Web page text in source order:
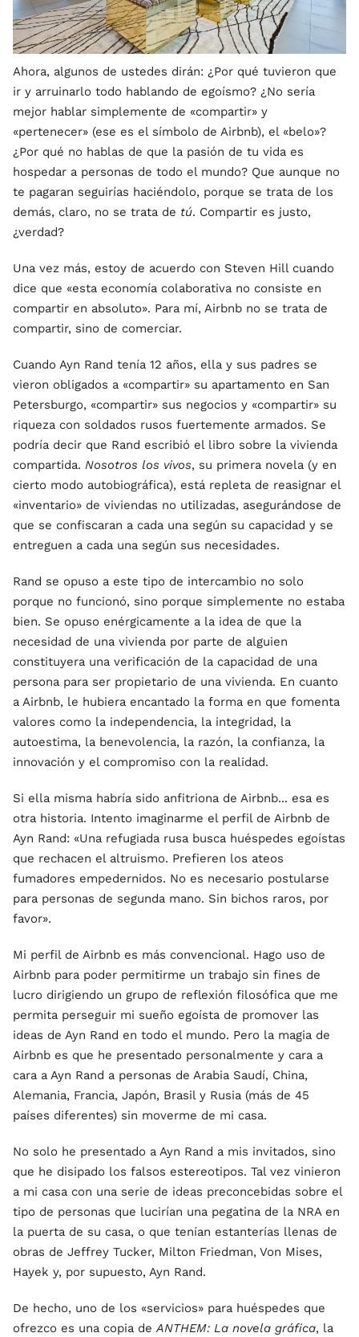
Ahora, algunos de ustedes dirán: ¿Por qué tuvieron que
ir y arruinarlo todo hablando de egoísmo? ¿No sería
mejor hablar simplemente de «compartir» y
«pertenecer» (ese es el símbolo de Airbnb), el «belo»?
¿Por qué no hablas de que la pasión de tu vida es
hospedar a personas de todo el mundo? Que aunque no
te pagaran seguirías haciéndolo, porque se trata de los
demás, claro, no se trata de tú. Compartir es justo,
¿verdad?
Una vez más, estoy de acuerdo con Steven Hill cuando
dice que «esta economía colaborativa no consiste en
compartir en absoluto». Para mí, Airbnb no se trata de
compartir, sino de comerciar.
Cuando Ayn Rand tenía 12 años, ella y sus padres se
vieron obligados a «compartir» su apartamento en San
Petersburgo, «compartir» sus negocios y «compartir» su
riqueza con soldados rusos fuertemente armados. Se
podría decir que Rand escribió el libro sobre la vivienda
compartida. Nosotros los vivos, su primera novela (y en
cierto modo autobiográfica), está repleta de reasignar el
«inventario» de viviendas no utilizadas, asegurándose de
que se confiscaran a cada una según su capacidad y se
entreguen a cada una según sus necesidades.
Rand se opuso a este tipo de intercambio no solo
porque no funcionó, sino porque simplemente no estaba
bien. Se opuso enérgicamente a la idea de que la
necesidad de una vivienda por parte de alguien
constituyera una verificación de la capacidad de una
persona para ser propietario de una vivienda. En cuanto
a Airbnb, le hubiera encantado la forma en que fomenta
valores como la independencia, la integridad, la
autoestima, la benevolencia, la razón, la confianza, la
innovación y el compromiso con la realidad.
Si ella misma habría sido anfitriona de Airbnb... esa es
otra historia. Intento imaginarme el perfil de Airbnb de
Ayn Rand: «Una refugiada rusa busca huéspedes egoístas
que rechacen el altruismo. Prefieren los ateos
fumadores empedernidos. No es necesario postularse
para personas de segunda mano. Sin bichos raros, por
favor».
Mi perfil de Airbnb es más convencional. Hago uso de
Airbnb para poder permitirme un trabajo sin fines de
lucro dirigiendo un grupo de reflexión filosófica que me
permita perseguir mi sueño egoísta de promover las
ideas de Ayn Rand en todo el mundo. Pero la magia de
Airbnb es que he presentado personalmente y cara a
cara a Ayn Rand a personas de Arabia Saudí, China,
Alemania, Francia, Japón, Brasil y Rusia (más de 45
países diferentes) sin moverme de mi casa.
No solo he presentado a Ayn Rand a mis invitados, sino
que he disipado los falsos estereotipos. Tal vez vinieron
a mi casa con una serie de ideas preconcebidas sobre el
tipo de personas que lucirían una pegatina de la NRA en
la puerta de su casa, o que tenían estanterías llenas de
obras de Jeffrey Tucker, Milton Friedman, Von Mises,
Hayek y, por supuesto, Ayn Rand.
De hecho, uno de los «servicios» para huéspedes que
ofrezco es una copia deANTHEM: La novela gráfica, la